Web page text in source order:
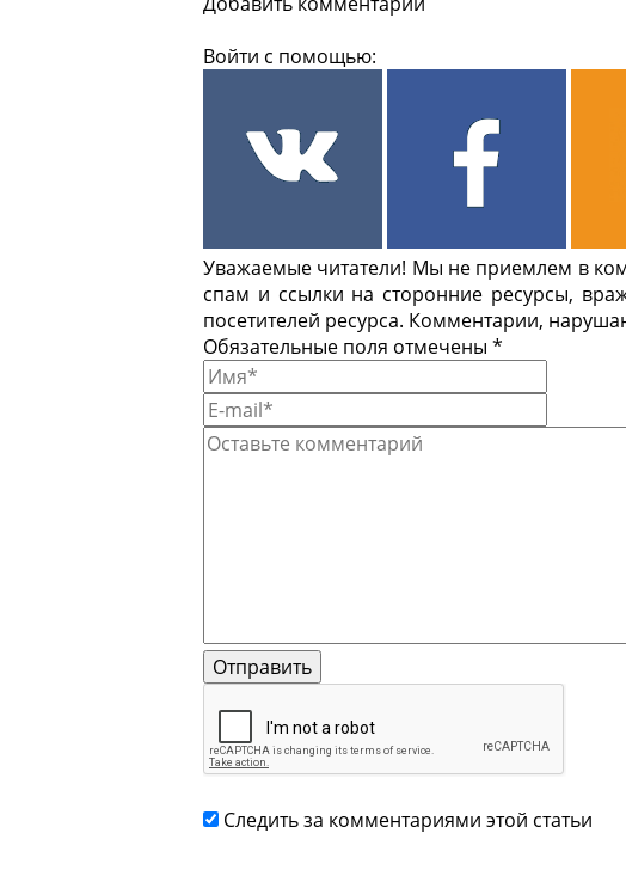
Войти с помощью:
Уважаемые читатели! Мы не приемлем в
спам и ссылки на сторонние ресурсы,
посетителей ресурса. Комментарии,
Обязательные поля отмечены *
Следить за комментариями этой статьи